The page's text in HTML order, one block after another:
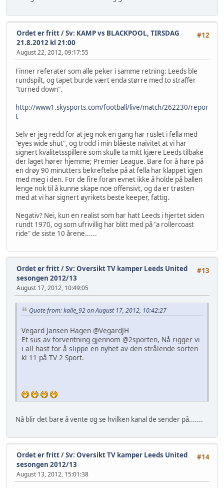
#12
Ordet er fritt/Sv: KAMP vs BLACKPOOL, TIRSDAG
21.8.2012 kl 21:00
August 22, 2012, 09:17:55
Finner referater som alle peker i samme retning: Leeds ble
rundspilt, og tapet burde vært enda større med to straffer
"turned down".
http://www1.skysports.com/football/live/match/262230/repor
t
Selv er jeg redd for at jeg nok en gang har ruslet i fella med
"eyes wide shut", og trodd i min blåeste naivitet at vi har
signert kvalitetsspillere som skulle ta mitt kjære Leeds tilbake
der laget hører hjemme; Premier League. Bare for å høre på
en drøy 90 minutters bekreftelse på at fella har klappet igjen
med meg i den. For de fire foran evnet ikke å holde på ballen
lenge nok til å kunne skape noe offensivt, og da er trøsten
med at vi har signert øyrikets beste keeper, fattig.
Negativ? Nei, kun en realist som har hatt Leeds i hjertet siden
rundt 1970, og som ufrivillig har blitt med på "a rollercoast
ride" de siste 10 årene......
#13
Ordet er fritt/Sv: Oversikt TV kamper Leeds United
sesongen 2012/13
August 17, 2012, 10:49:05
Quote from: kalle_92 on August 17, 2012, 10:42:27
Vegard Jansen Hagen @VegardJH
Et sus av forventning gjennom @2sporten, Nå rigger vi
i all hast for å slippe en nyhet av den strålende sorten
kl 11 på TV 2 Sport.
Nå blir det bare å vente og se hvilken kanal de sender på.......
#14
Ordet er fritt/Sv: Oversikt TV kamper Leeds United
sesongen 2012/13
August 13, 2012, 15:01:38